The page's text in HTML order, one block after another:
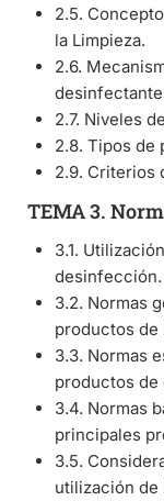
2.5.
la Limpieza.
2.6.
2.7. Niveles
2.8. Tipos de
2.9. Criterios
TEMA 3.
3.1.
desinfección.
3.2. Normas
productos
3.3. Normas
productos
3.4. Normas
principales
3.5.
utilización de